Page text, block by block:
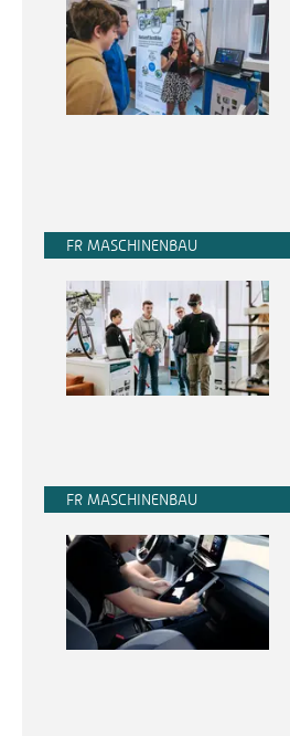
FR MASCHINENBAU
FR MASCHINENBAU